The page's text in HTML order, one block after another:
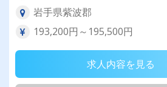
岩手県紫波郡
193,200円～195,500円
求人内容を見る